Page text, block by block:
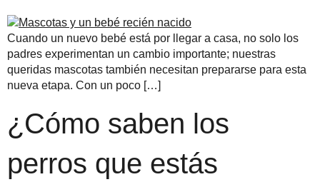
Cuando un nuevo bebé está por llegar a casa, no solo los
padres experimentan un cambio importante; nuestras
queridas mascotas también necesitan prepararse para esta
nueva etapa. Con un poco […]
¿Cómo saben los
perros que estás